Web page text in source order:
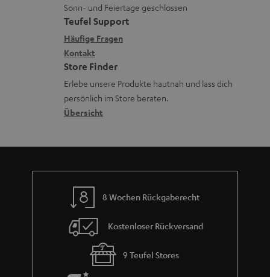
r
s
a
n
d
u
r
G
a
r
a
n
i
e
ä
t
e
R
ü
c
k
a
h
m
e
x
i
k
o
n
a
k
t
d
a
t
n
Sonn- und Feiertage geschlossen
Teufel Support
Häufige Fragen
Kontakt
Store Finder
Erlebe unsere Produkte hautnah und lass dich
persönlich im Store beraten.
Übersicht
8 Wochen Rückgaberecht
Kostenloser Rückversand
9 Teufel Stores